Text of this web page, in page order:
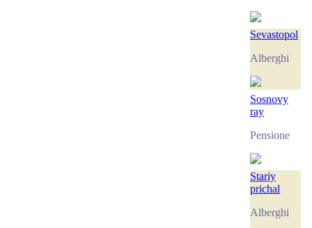
Sevastopol
Alberghi
Sosnovy
ray
Pensione
Stariy
prichal
Alberghi